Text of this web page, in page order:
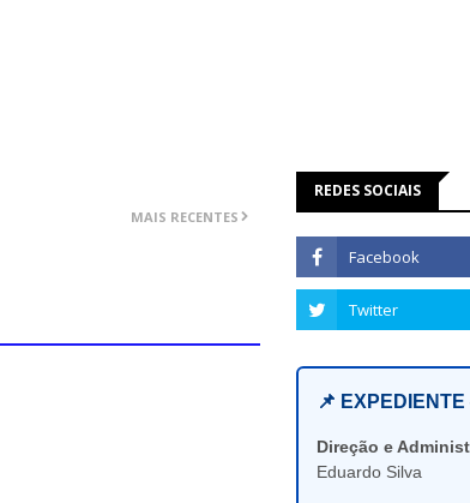
MAIS RECENTES
REDES SOCIAIS
📌
Direção e
Eduardo Silva